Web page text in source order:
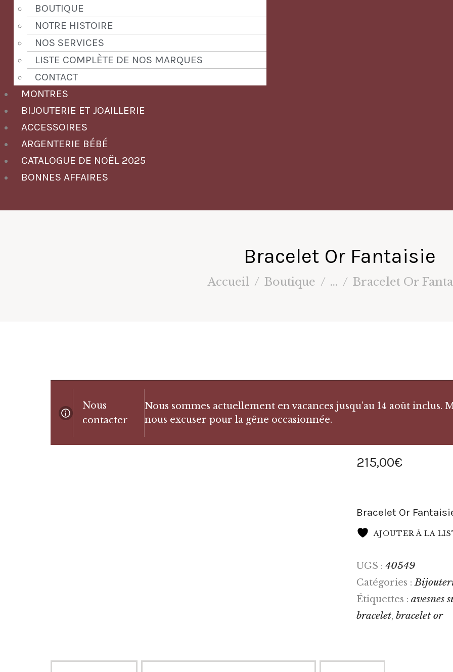
BOUTIQUE
NOTRE HISTOIRE
NOS SERVICES
LISTE COMPLÈTE DE NOS MARQUES
CONTACT
MONTRES
BIJOUTERIE ET JOAILLERIE
ACCESSOIRES
ARGENTERIE BÉBÉ
CATALOGUE DE NOËL 2025
BONNES AFFAIRES
Bracelet Or Fantaisie
Accueil Boutique ... Bracelet Or
Nous
contacter
Nous sommes actuellement en vacances jusqu’au 14 août
nous excuser pour la gêne occasionnée.
215,00€
Bracelet Or
AJOUTER À LA
UGS : 40549
Catégories :
Étiquettes : avesnes
bracelet, bracelet or